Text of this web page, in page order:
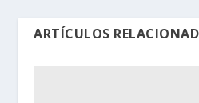
ARTÍCULOS